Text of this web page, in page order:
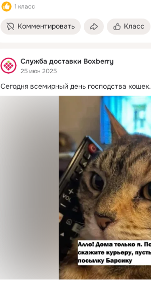
1 класс
Комментировать Класс
Служба доставки Boxberry
25 июн 2025
Сегодня всемирный день господства кошек.